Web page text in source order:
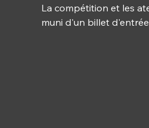
La compétition et les
muni d'un billet